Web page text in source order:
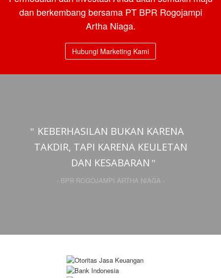
dan berkembang bersama PT BPR Rogojampi
Artha Niaga.
Hubungi Marketing Kami
KEBERHASILAN BUKAN KARENA
TAKDIR, TAPI KARENA KEULETAN
DAN KESABARAN
- BPR ROGOJAMPI ARTHA NIAGA -